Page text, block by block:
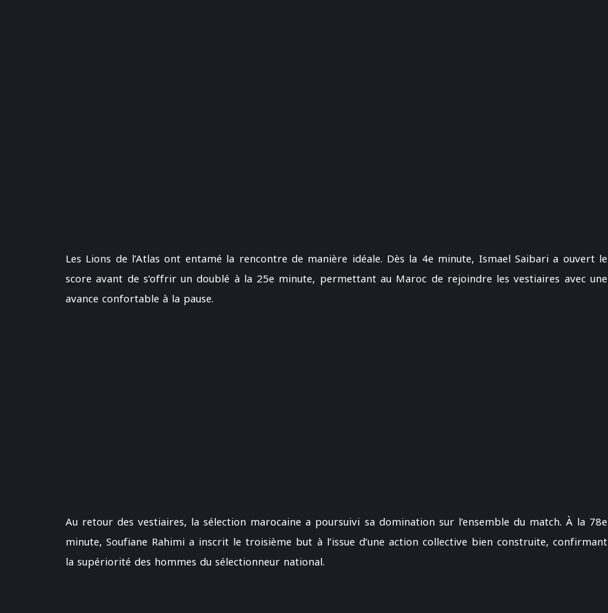
Les Lions de l’Atlas ont entamé la rencontre de manière idéale. Dès la 4e minute, Ismael Saibari a ouvert le
score avant de s’offrir un doublé à la 25e minute, permettant au Maroc de rejoindre les vestiaires avec une
avance confortable à la pause.
Au retour des vestiaires, la sélection marocaine a poursuivi sa domination sur l’ensemble du match. À la 78e
minute, Soufiane Rahimi a inscrit le troisième but à l’issue d’une action collective bien construite, confirmant
la supériorité des hommes du sélectionneur national.